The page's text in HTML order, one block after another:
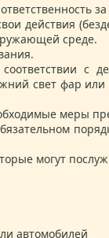
действия
среде.
с
свет фар
меры
могут
автомобилей